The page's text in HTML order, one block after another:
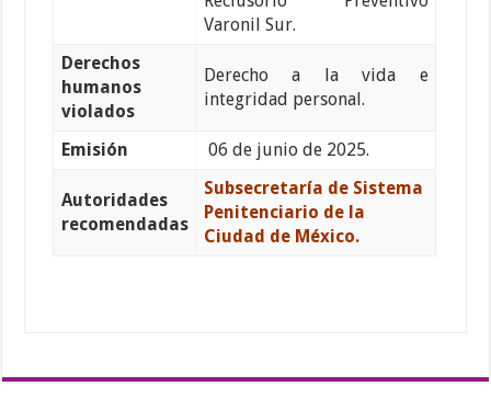
Varonil Sur.
Derechos
humanos
violados
Derecho a la vida e
integridad personal.
Emisión 06 de junio de 2025.
Autoridades
recomendadas
Subsecretaría de Sistema
Penitenciario de la
Ciudad de México.